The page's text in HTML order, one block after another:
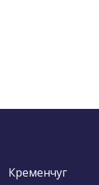
Кременчуг